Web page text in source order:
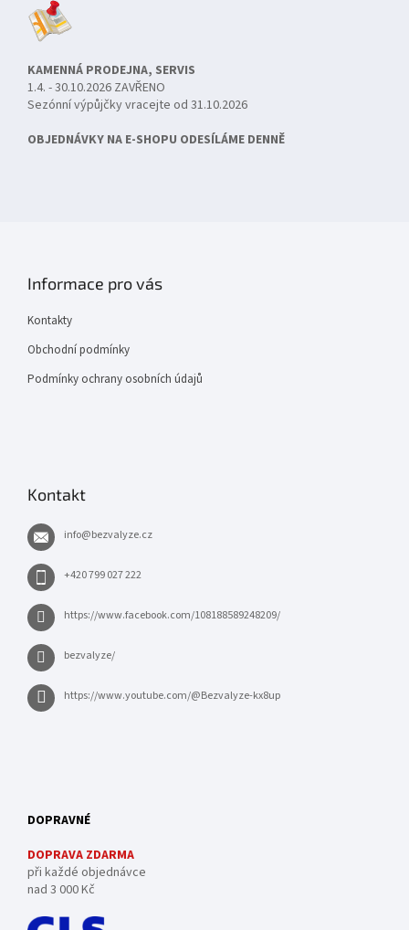
KAMENNÁ PRODEJNA, SERVIS
1.4. - 30.10.2026 ZAVŘENO
Sezónní výpůjčky vracejte od 31.10.2026
OBJEDNÁVKY NA E-SHOPU ODESÍLÁME DENNĚ
Informace pro vás
Kontakty
Obchodní podmínky
Podmínky ochrany osobních údajů
Kontakt
info@bezvalyze.cz
+420 799 027 222
https://www.facebook.com/108188589248209/
bezvalyze/
https://www.youtube.com/@Bezvalyze-kx8up
DOPRAVNÉ
DOPRAVA ZDARMA
při každé objednávce
nad 3 000 Kč